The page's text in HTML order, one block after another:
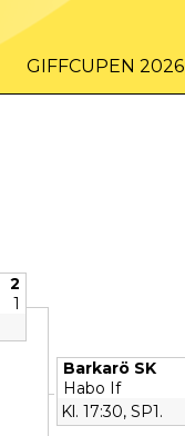
GIFFCUPEN 2026
2
1
Barkarö SK
Habo If
Kl. 17:30, SP1.